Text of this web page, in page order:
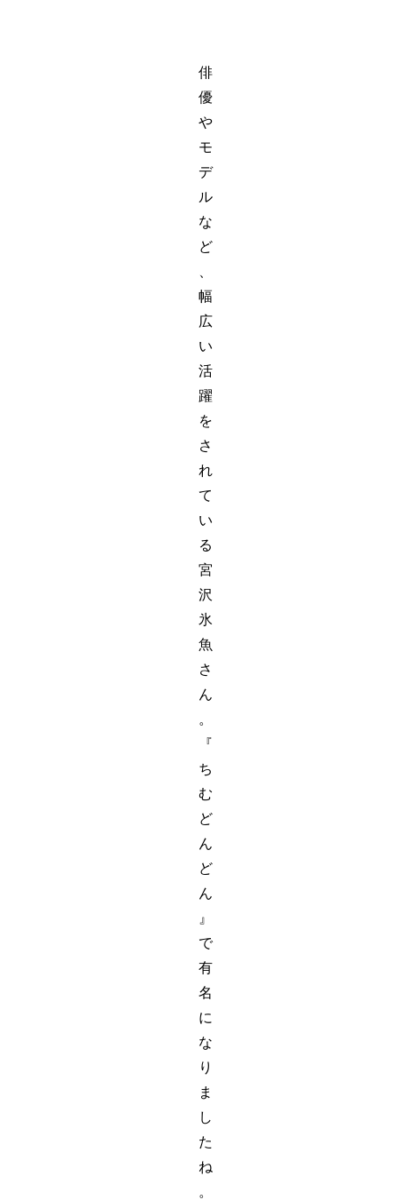
俳
優
や
モ
デ
ル
な
ど
幅
広
い
活
躍
を
さ
れ
て
い
る
宮
沢
氷
魚
さ
ん
。
『
ち
む
ど
ん
ど
ん
』
で
有
名
に
な
り
ま
し
た
ね
。